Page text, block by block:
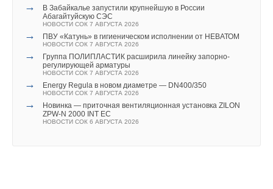
→
В Забайкалье запустили крупнейшую в России
Абагайтуйскую СЭС
НОВОСТИ СОК 7 АВГУСТА 2026
→ ПВУ «Катунь» в гигиеническом исполнении от НЕВАТОМ
НОВОСТИ СОК 7 АВГУСТА 2026
→
Группа ПОЛИПЛАСТИК расширила линейку запорно-
регулирующей арматуры
НОВОСТИ СОК 7 АВГУСТА 2026
→ Energy Regula в новом диаметре — DN400/350
НОВОСТИ СОК 7 АВГУСТА 2026
→
Новинка — приточная вентиляционная установка ZILON
ZPW-N 2000 INT EC
НОВОСТИ СОК 6 АВГУСТА 2026
Текст комментария